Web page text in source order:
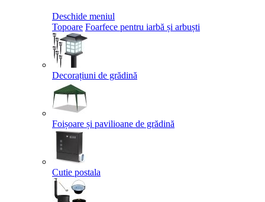
Deschide meniul
Topoare Foarfece pentru iarbă și arbuști
Decorațiuni de grădină
Foișoare și pavilioane de grădină
Cutie postala